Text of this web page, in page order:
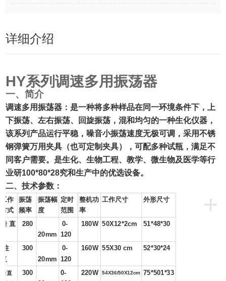
详细介绍
HY系列调速多用振荡器
一、简介
调速多用振荡器：是一种将多种样品在同一环境条件下，上
下振荡、左右振荡、回旋振荡，混和均匀的一种生化仪器，
该系列产品运行平稳，噪音小振荡速度无极可调，采用不锈
钢弹簧万用夹具（也可定制夹具），可配多种试瓶，满足不
同客户需要。是生化、生物工程、教学、微生物及医学等行
业研100*80*28究和生产中的优选设备。
二、技术参数：
+
工作
方式
振荡
频率
振荡幅
度
定时
范围
整机功
率
工作尺寸 外形尺寸
垂 直
280
20mm
0-
120
180W 50X12*2cm 51*48*30
往
复
300
20mm
0-
120
160W 55X30 cm 52*30*24
垂直
300
0-
220W 54X36/50X12cm 75*501*33